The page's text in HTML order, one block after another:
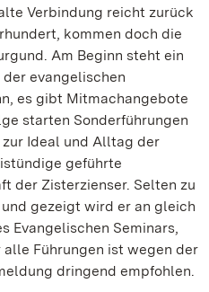
Verbindung reicht zurück
kommen doch die
Am Beginn steht ein
evangelischen
es gibt Mitmachangebote
starten Sonderführungen
Ideal und Alltag der
geführte
der Zisterzienser. Selten zu
gezeigt wird er an gleich
Evangelischen Seminars,
alle Führungen ist wegen der
dringend empfohlen.